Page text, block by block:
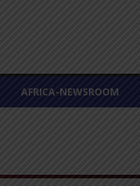
AFRICA-NEWSROOM